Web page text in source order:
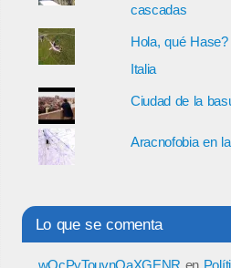
cascadas
Hola, qué
Italia
Ciudad de la
Aracnofobia en
Lo que se comenta
wOcPyTouvnQaXGENR en